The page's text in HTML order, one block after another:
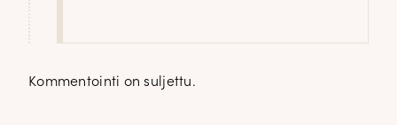
Kommentointi on suljettu.